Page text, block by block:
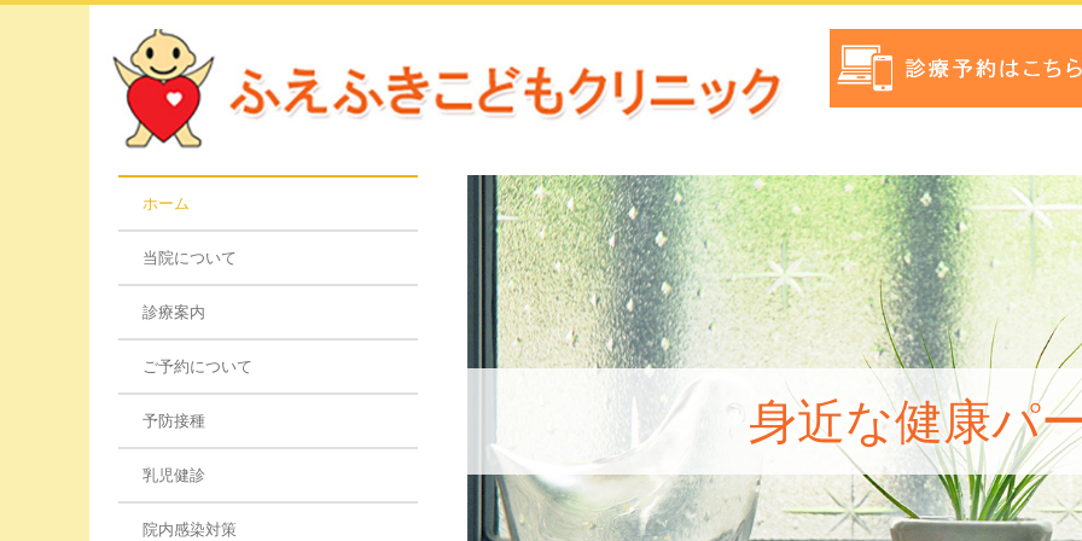
ホーム
当院について
診療案内
ご予約について
予防接種
乳児健診
院内感染対策
身近な健康パ